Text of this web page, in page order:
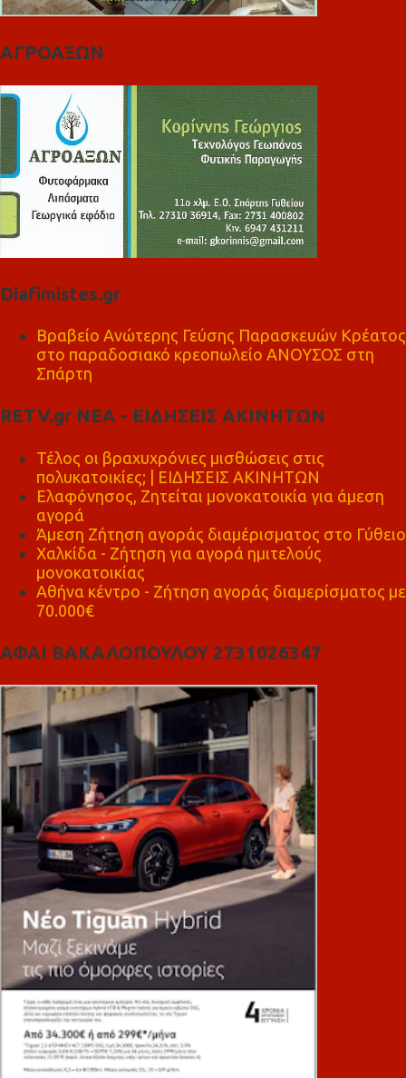
ΑΓΡΟΑΞΩΝ
Diafimistes.gr
Βραβείο Ανώτερης Γεύσης Παρασκευών Κρέατος
στο παραδοσιακό κρεοπωλείο ΑΝΟΥΣΟΣ στη
Σπάρτη
RETV.gr ΝΕΑ - ΕΙΔΗΣΕΙΣ ΑΚΙΝΗΤΩΝ
Τέλος οι βραχυχρόνιες μισθώσεις στις
πολυκατοικίες; | ΕΙΔΗΣΕΙΣ ΑΚΙΝΗΤΩΝ
Ελαφόνησος, Ζητείται μονοκατοικία για άμεση
αγορά
Άμεση Ζήτηση αγοράς διαμέρισματος στο Γύθειο
Χαλκίδα - Ζήτηση για αγορά ημιτελούς
μονοκατοικίας
Αθήνα κέντρο - Ζήτηση αγοράς διαμερίσματος με
70.000€
ΑΦΑΙ ΒΑΚΑΛΟΠΟΥΛΟΥ 2731026347